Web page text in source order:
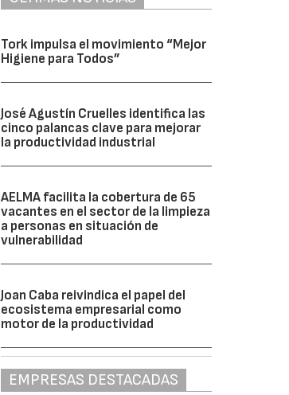
Tork impulsa el movimiento “Mejor
Higiene para Todos”
José Agustín Cruelles identifica las
cinco palancas clave para mejorar
la productividad industrial
AELMA facilita la cobertura de 65
vacantes en el sector de la limpieza
a personas en situación de
vulnerabilidad
Joan Caba reivindica el papel del
ecosistema empresarial como
motor de la productividad
EMPRESAS DESTACADAS